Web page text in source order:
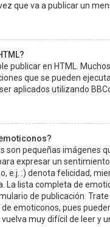
que va a publicar un
publicar en HTML.
que se pueden
aplicados utilizando
son pequeñas imágenes
expresar un
e.j. :) denota felicidad,
La lista completa de
de publicación. Trate
emoticonos, pues
muy difícil de leer y